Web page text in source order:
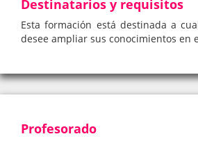
Destinatarios y requisitos
Esta formación está destinada a
desee ampliar sus conocimientos en
Profesorado